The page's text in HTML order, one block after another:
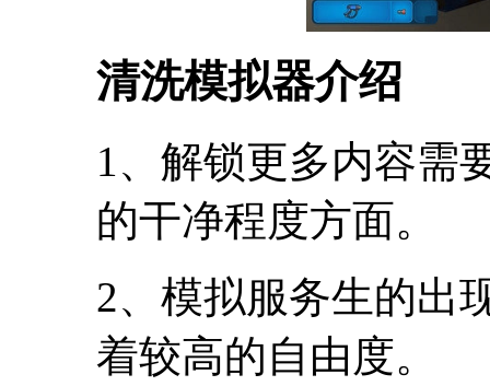
清洗模拟器介绍
1、解锁更多内容需
的干净程度方面。
2、模拟服务生的出
着较高的自由度。